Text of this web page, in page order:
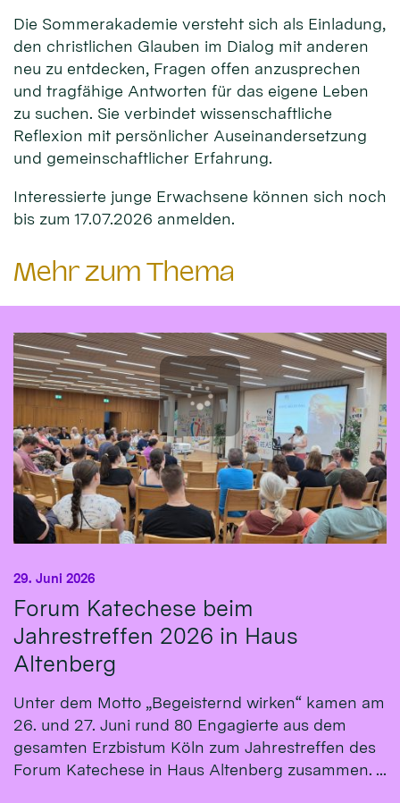
Die Sommerakademie versteht sich als Einladung,
den christlichen Glauben im Dialog mit anderen
neu zu entdecken, Fragen offen anzusprechen
und tragfähige Antworten für das eigene Leben
zu suchen. Sie verbindet wissenschaftliche
Reflexion mit persönlicher Auseinandersetzung
und gemeinschaftlicher Erfahrung.
Interessierte junge Erwachsene können sich noch
bis zum 17.07.2026 anmelden.
Mehr zum Thema
Forum Katechese beim
Jahrestreffen 2026 in Haus
Altenberg
29. Juni 2026
Unter dem Motto „Begeisternd wirken“ kamen am
26. und 27. Juni rund 80 Engagierte aus dem
gesamten Erzbistum Köln zum Jahrestreffen des
Forum Katechese in Haus Altenberg zusammen. ...